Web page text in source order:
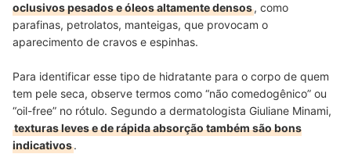
oclusivos pesados e óleos altamente densos, como
parafinas, petrolatos, manteigas, que provocam o
aparecimento de cravos e espinhas.
Para identificar esse tipo de hidratante para o corpo de quem
tem pele seca, observe termos como “não comedogênico” ou
“oil-free” no rótulo. Segundo a dermatologista Giuliane Minami,
texturas leves e de rápida absorção também são bons
indicativos.